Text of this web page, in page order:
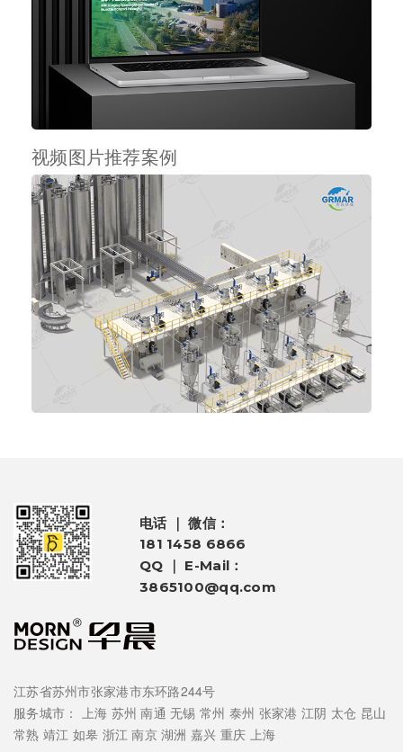
视频图片推荐案例
电话 ｜ 微信：
181 1458 6866
QQ ｜ E-Mail：
3865100@qq.com
江苏省苏州市张家港市东环路244号
服务城市：
上海 苏州 南通 无锡 常州 泰州 张家港 江阴 太仓 昆山
常熟 靖江 如皋 浙江 南京 湖洲 嘉兴 重庆 上海